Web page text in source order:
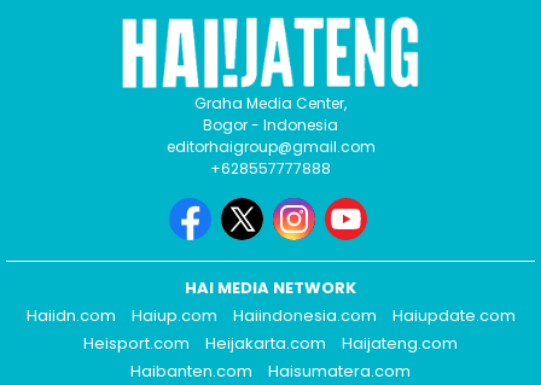
Graha Media Center,
Bogor - Indonesia
editorhaigroup@gmail.com
+628557777888
HAI MEDIA NETWORK
Haiidn.com
Haiup.com Haiindonesia.com
Haiupdate.com
Heisport.com
Heijakarta.com
Haijateng.com
Haibanten.com
Haisumatera.com